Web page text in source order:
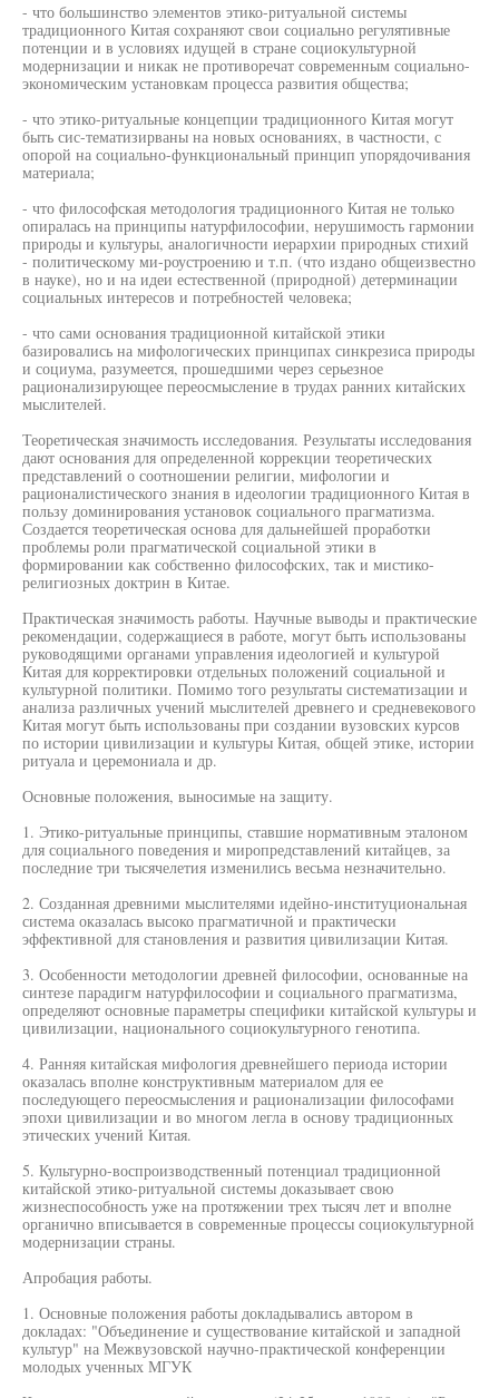
- что большинство элементов этико-ритуальной системы
традиционного Китая сохраняют свои социально регулятивные
потенции и в условиях идущей в стране социокультурной
модернизации и никак не противоречат современным социально-
экономическим установкам процесса развития общества;
- что этико-ритуальные концепции традиционного Китая могут
быть сис-тематизирваны на новых основаниях, в частности, с
опорой на социально-функциональный принцип упорядочивания
материала;
- что философская методология традиционного Китая не только
опиралась на принципы натурфилософии, нерушимость гармонии
природы и культуры, аналогичности иерархии природных стихий
- политическому ми-роустроению и т.п. (что издано общеизвестно
в науке), но и на идеи естественной (природной) детерминации
социальных интересов и потребностей человека;
- что сами основания традиционной китайской этики
базировались на мифологических принципах синкрезиса природы
и социума, разумеется, прошедшими через серьезное
рационализирующее переосмысление в трудах ранних китайских
мыслителей.
Теоретическая значимость исследования. Результаты исследования
дают основания для определенной коррекции теоретических
представлений о соотношении религии, мифологии и
рационалистического знания в идеологии традиционного Китая в
пользу доминирования установок социального прагматизма.
Создается теоретическая основа для дальнейшей проработки
проблемы роли прагматической социальной этики в
формировании как собственно философских, так и мистико-
религиозных доктрин в Китае.
Практическая значимость работы. Научные выводы и практические
рекомендации, содержащиеся в работе, могут быть использованы
руководящими органами управления идеологией и культурой
Китая для корректировки отдельных положений социальной и
культурной политики. Помимо того результаты систематизации и
анализа различных учений мыслителей древнего и средневекового
Китая могут быть использованы при создании вузовских курсов
по истории цивилизации и культуры Китая, общей этике, истории
ритуала и церемониала и др.
Основные положения, выносимые на защиту.
1. Этико-ритуальные принципы, ставшие нормативным эталоном
для социального поведения и миропредставлений китайцев, за
последние три тысячелетия изменились весьма незначительно.
2. Созданная древними мыслителями идейно-институциональная
система оказалась высоко прагматичной и практически
эффективной для становления и развития цивилизации Китая.
3. Особенности методологии древней философии, основанные на
синтезе парадигм натурфилософии и социального прагматизма,
определяют основные параметры специфики китайской культуры и
цивилизации, национального социокультурного генотипа.
4. Ранняя китайская мифология древнейшего периода истории
оказалась вполне конструктивным материалом для ее
последующего переосмысления и рационализации философами
эпохи цивилизации и во многом легла в основу традиционных
этических учений Китая.
5. Культурно-воспроизводственный потенциал традиционной
китайской этико-ритуальной системы доказывает свою
жизнеспособность уже на протяжении трех тысяч лет и вполне
органично вписывается в современные процессы социокультурной
модернизации страны.
Апробация работы.
1. Основные положения работы докладывались автором в
докладах: "Объединение и существование китайской и западной
культур" на Межвузовской научно-практической конференции
молодых ученных МГУК